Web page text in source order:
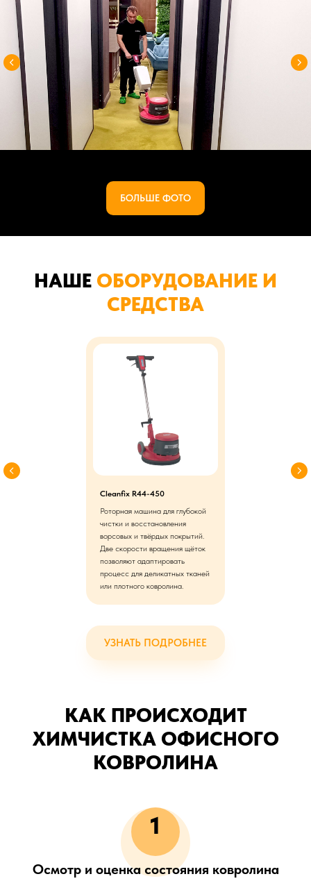
БОЛЬШЕ ФОТО
НАШЕ ОБОРУДОВАНИЕ И
СРЕДСТВА
Cleanfix R44-450
Роторная машина для глубокой
чистки и восстановления
ворсовых и твёрдых покрытий.
Две скорости вращения щёток
позволяют адаптировать
процесс для деликатных тканей
или плотного ковролина.
УЗНАТЬ ПОДРОБНЕЕ
КАК ПРОИСХОДИТ
ХИМЧИСТКА ОФИСНОГО
КОВРОЛИНА
1
Осмотр и оценка состояния ковролина